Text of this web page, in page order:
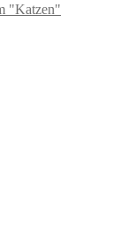
"Katzen"